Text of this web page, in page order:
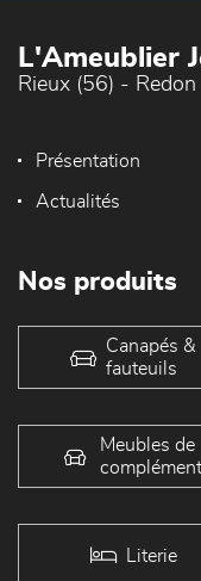
L'Ameublier
Rieux (56) - Redon
Présentation
Actualités
Nos produits
Canapés &
fauteuils
Meubles de
complément
Literie